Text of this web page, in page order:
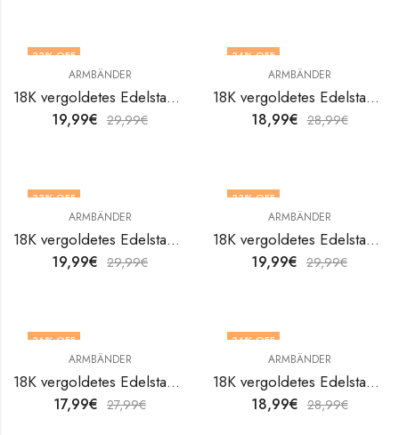
33% OFF
ARMBÄNDER
18K vergoldetes Edelstahlarmband Evil Eye von V&F Jewelers
19,99€ 29,99€
34% OFF
ARMBÄNDER
18K vergoldetes Edelstahlarmband Evil Eye von V&F Jewelers
18,99€ 28,99€
33% OFF
ARMBÄNDER
18K vergoldetes Edelstahlarmband Evil Eye von V&F Jewelers
19,99€ 29,99€
33% OFF
ARMBÄNDER
18K vergoldetes Edelstahlarmband Evil Eye von V&F Jewelers
19,99€ 29,99€
36% OFF
ARMBÄNDER
18K vergoldetes Edelstahlarmband Evil Eye von V&F Jewelers
17,99€ 27,99€
34% OFF
ARMBÄNDER
18K vergoldetes Edelstahlarmband Evil Eye von V&F Jewelers
18,99€ 28,99€